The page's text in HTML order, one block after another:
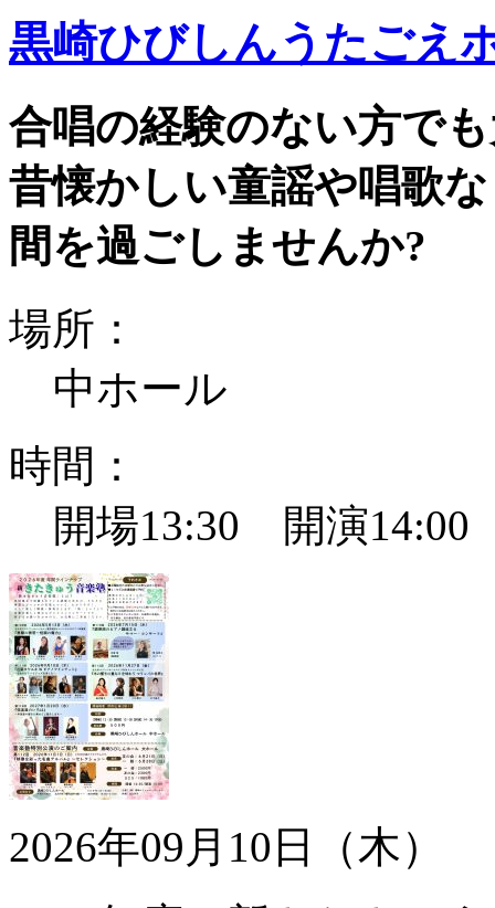
黒崎ひびしんうたごえ
合唱の経験のない方で
昔懐かしい童謡や唱歌
間を過ごしませんか?
場所：
中ホール
時間：
開場13:30 開演14:00
2026年09月10日（木）